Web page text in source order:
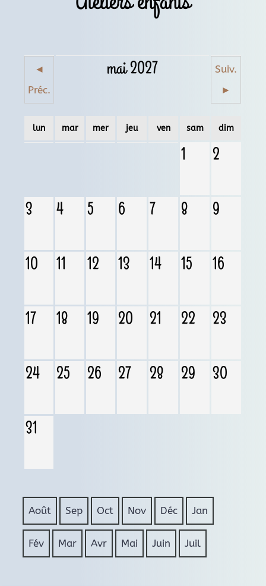
◄
Préc.
mai 2027
Suiv.
►
lun mar mer jeu ven sam dim
1 2
3 4 5 6 7 8 9
10 11 12 13 14 15 16
17 18 19 20 21 22 23
24 25 26 27 28 29 30
31
Août Sep Oct Nov Déc Jan
Fév Mar Avr Mai Juin Juil